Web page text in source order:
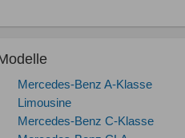
Mercedes-Benz A-Klasse
Limousine
Mercedes-Benz C-Klasse